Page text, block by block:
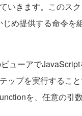
いきます。このス
め提供する命令を
ューアでJavaScript
ップを実行するこ
を、任意の引